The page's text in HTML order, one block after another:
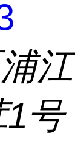
江
号